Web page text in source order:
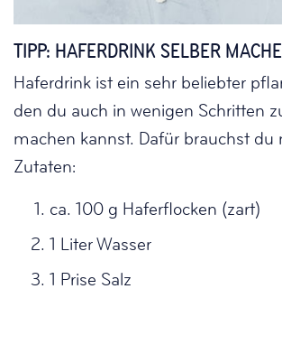
TIPP: HAFERDRINK SELBER
Haferdrink ist ein sehr beliebter
den du auch in wenigen Schritten
machen kannst. Dafür brauchst du
Zutaten:
ca. 100 g Haferflocken (zart)
1 Liter Wasser
1 Prise Salz